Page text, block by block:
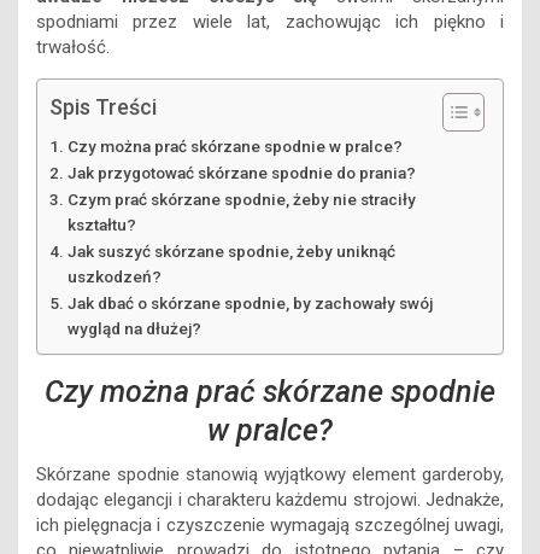
spodniami przez wiele lat, zachowując ich piękno i
trwałość.
Spis Treści
Czy można prać skórzane spodnie w pralce?
Jak przygotować skórzane spodnie do prania?
Czym prać skórzane spodnie, żeby nie straciły
kształtu?
Jak suszyć skórzane spodnie, żeby uniknąć
uszkodzeń?
Jak dbać o skórzane spodnie, by zachowały swój
wygląd na dłużej?
Czy można prać skórzane spodnie
w pralce?
Skórzane spodnie stanowią wyjątkowy element garderoby,
dodając elegancji i charakteru każdemu strojowi. Jednakże,
ich pielęgnacja i czyszczenie wymagają szczególnej uwagi,